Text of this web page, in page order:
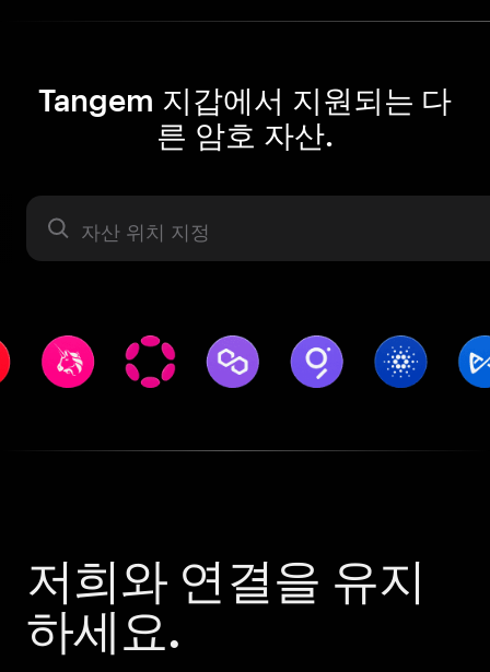
Tangem 지갑에서 지원되는 다
른 암호 자산.
자산 라벨
저희와 연결을 유지
하세요.